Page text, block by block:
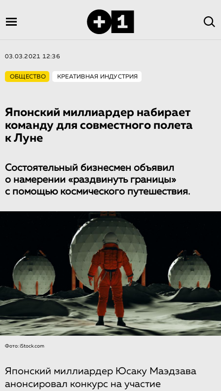
03.03.2021 12:36
ОБЩЕСТВО КРЕАТИВНАЯ ИНДУСТРИЯ
Японский миллиардер набирает
команду для совместного полета
к Луне
Состоятельный бизнесмен объявил
о намерении «раздвинуть границы»
с помощью космического путешествия.
Фото: iStock.com
Японский миллиардер Юсаку Маэдзава
анонсировал конкурс на участие